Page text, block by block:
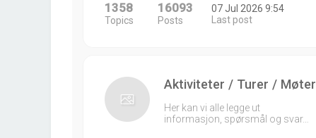
1358
Topics
16093
Posts
07 Jul 2026 9:54
Last post
Aktiviteter / Turer / Møter
Her kan vi alle legge ut
informasjon, spørsmål og svar…